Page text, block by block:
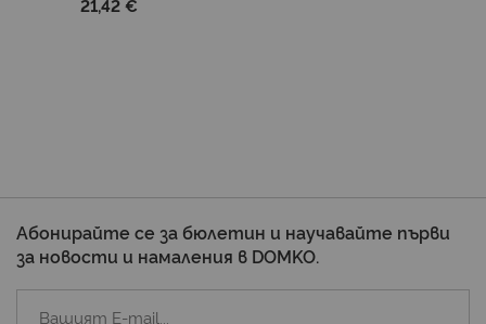
21,42 €
Абонирайте се за бюлетин и научавайте първи
за новости и намаления в DOMKO.